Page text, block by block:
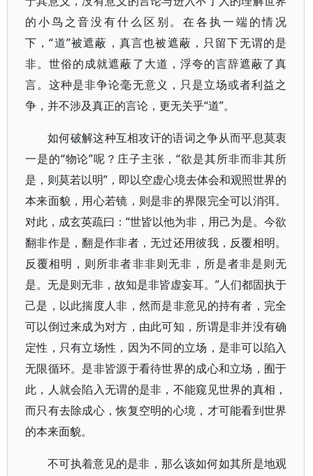
的小鸟之音没有什么区别。在各执一端的情况
下，“道”被遮蔽，真言也被遮蔽，只留下无谓的是
非。世俗的成就遮蔽了大道，浮夸的言辞遮蔽了真
言。这种是非争论毫无意义，只是立场或者利益之
争，并不涉及真正的言论，更无关乎“道”。
如何破解这种互相攻讦的语词之争从而平息莫衷
一是的“物论”呢？庄子主张，“欲是其所非而非其所
是，则莫若以明”，即以空虚心境去体会和观照世界的
本来面貌，用心若镜，则是非的界限完全可以消弭。
对此，成玄英疏曰：“世皆以他为非，用己为是。今欲
翻非作是，翻是作非者，无过还用彼我，反覆相明。
反覆相明，则所非者非非则无非，所是者非是则无
是。无是则无非，故知是非皆虚妄耳。”人们都固执于
己是，以此揣度人非，然而是非意见的持有者，完全
可以倒过来成为对方，由此可知，所谓是非并没有确
定性，只有立场性，因为不同的立场，是非可以陷入
无限循环。是非皆源于看待世界的成心和立场，囿于
此，人就会陷入无谓的是非，不能窥见世界的真相，
而只有去除成心，恢复空明的心境，才可能看到世界
的本来面貌。
不可执着意见的是非，那么该如何如其所是地观